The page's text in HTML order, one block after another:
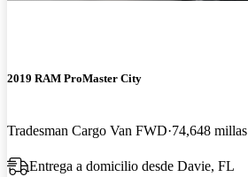
2019 RAM ProMaster City
Tradesman Cargo Van FWD 74,648 millas
Entrega a domicilio desde Davie, FL